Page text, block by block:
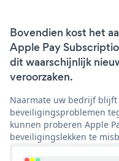
Bovendien kost het
Apple Pay
dit waarschijnlijk
veroorzaken.
Naarmate uw bedrijf
beveiligingsproblemen
kunnen proberen Apple
beveiligingslekken te